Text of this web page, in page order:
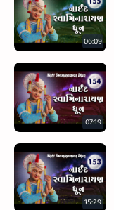
06:09
07:19
15:29